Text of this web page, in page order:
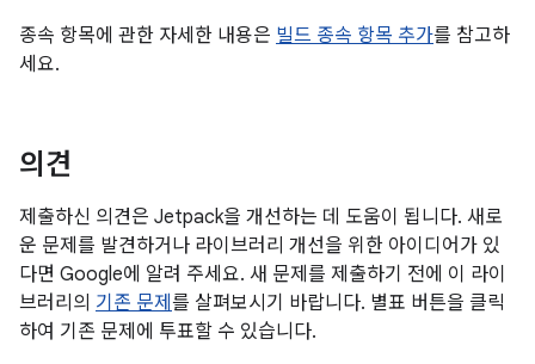
종속 항목에 관한 자세한 내용은 빌드 종속 항목 추가를 참고하
세요.
의견
제출하신 의견은 Jetpack을 개선하는 데 도움이 됩니다. 새로
운 문제를 발견하거나 라이브러리 개선을 위한 아이디어가 있
다면 Google에 알려 주세요. 새 문제를 제출하기 전에 이 라이
브러리의 기존 문제 를 살펴보시기 바랍니다. 별표 버튼을 클릭
하여 기존 문제에 투표할 수 있습니다.